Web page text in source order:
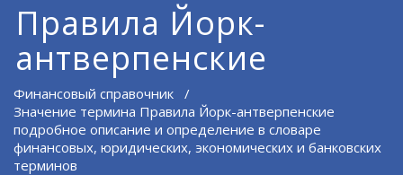
Правила Йорк-
антверпенские
Финансовый справочник /
Значение термина Правила Йорк-антверпенские
подробное описание и определение в словаре
финансовых, юридических, экономических и банковских
терминов